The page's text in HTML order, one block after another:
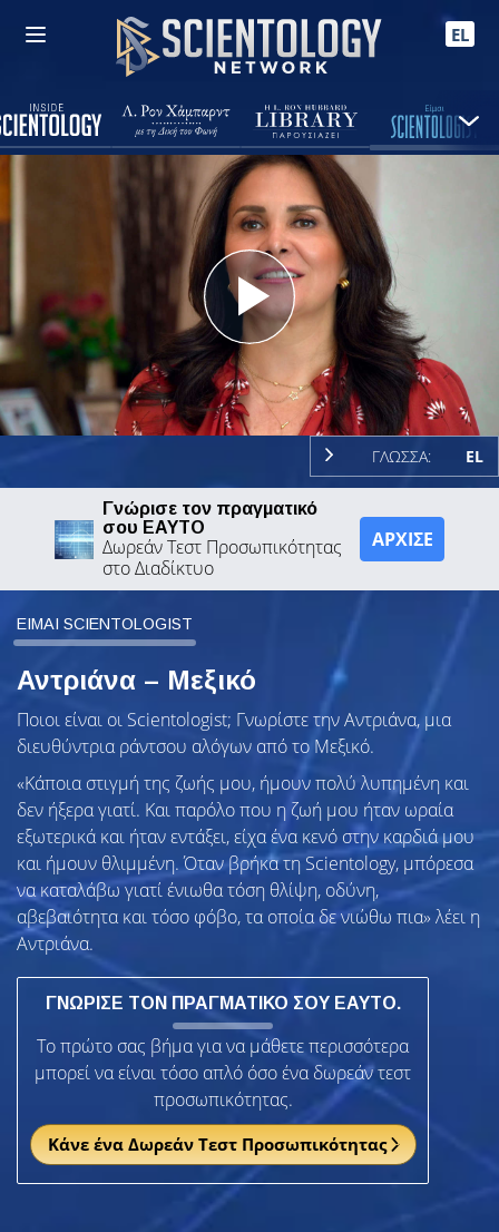
EL
Play
Video
ΓΛΩΣΣΑ: EL
Γνώρισε τον πραγματικό
σου ΕΑΥΤΟ
Δωρεάν Τεστ Προσωπικότητας
στο Διαδίκτυο
ΑΡΧΙΣΕ
ΕΙΜΑΙ SCIENTOLOGIST
Αντριάνα – Μεξικό
Ποιοι είναι οι Scientologist; Γνωρίστε την Αντριάνα, μια
διευθύντρια ράντσου αλόγων από το Μεξικό.
«Κάποια στιγμή της ζωής μου, ήμουν πολύ λυπημένη και
δεν ήξερα γιατί. Και παρόλο που η ζωή μου ήταν ωραία
εξωτερικά και ήταν εντάξει, είχα ένα κενό στην καρδιά μου
και ήμουν θλιμμένη. Όταν βρήκα τη Scientology, μπόρεσα
να καταλάβω γιατί ένιωθα τόση θλίψη, οδύνη,
αβεβαιότητα και τόσο φόβο, τα οποία δε νιώθω πια» λέει η
Αντριάνα.
ΓΝΩΡΙΣΕ ΤΟΝ ΠΡΑΓΜΑΤΙΚΟ ΣΟΥ ΕΑΥΤΟ.
Το πρώτο σας βήμα για να μάθετε περισσότερα
μπορεί να είναι τόσο απλό όσο ένα δωρεάν τεστ
προσωπικότητας.
Κάνε ένα Δωρεάν Τεστ Προσωπικότητας